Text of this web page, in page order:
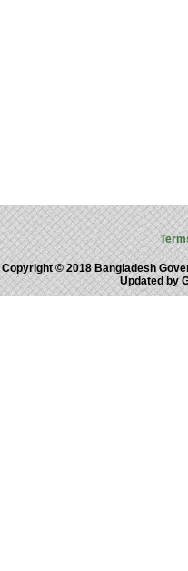
Copyright © 2018 Bangladesh
Updated by